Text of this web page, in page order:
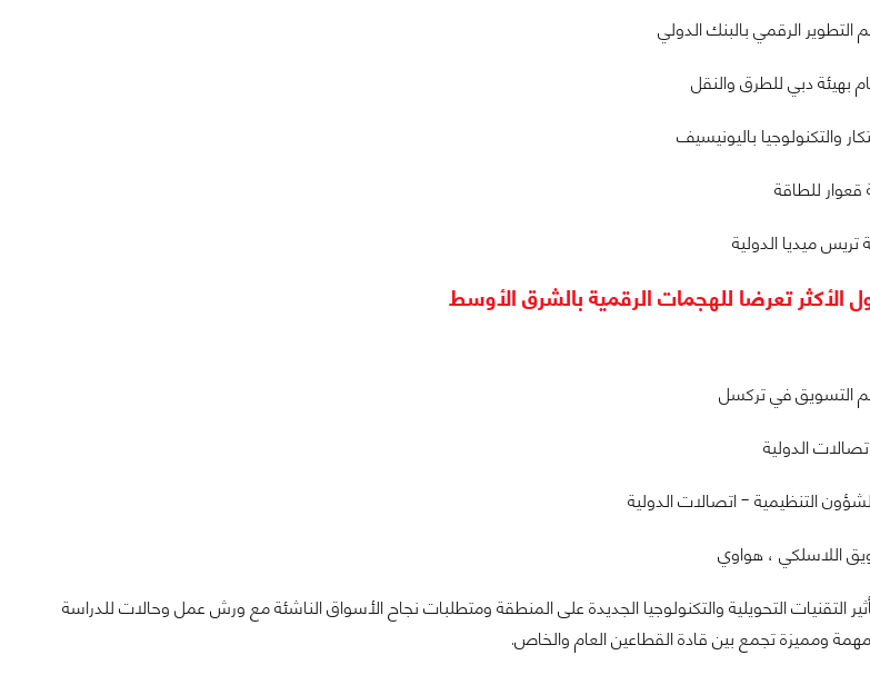
التطوير الرقمي بالبنك الدولي
بهيئة دبي للطرق والنقل
والتكنولوجيا باليونيسيف
قعوار للطاقة
ميديا الدولية
الأكثر تعرضا للهجمات الرقمية بالشرق الأوسط
التسويق في تركسل
الدولية
التنظيمية - اتصالات الدولية
اللاسلكي ، هواوي
التقنيات التحويلية والتكنولوجيا الجديدة على المنطقة ومتطلبات نجاح الأسواق الناشئة مع ورش عمل وحالات للدراسة
ومميزة تجمع بين قادة القطاعين العام والخاص.